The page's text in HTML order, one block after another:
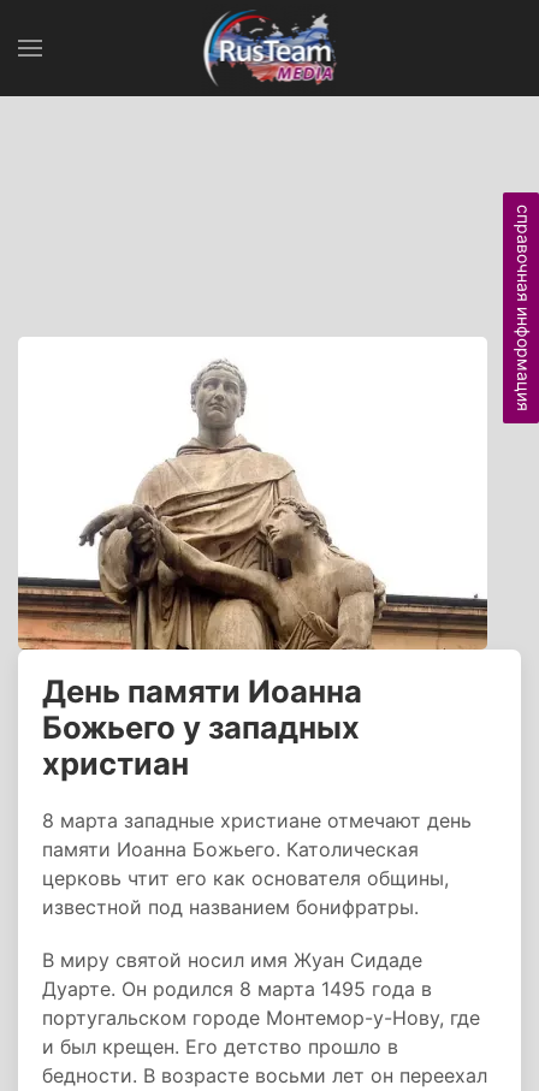
День памяти Иоанна
Божьего у западных
христиан
8 марта западные христиане отмечают день
памяти Иоанна Божьего. Католическая
церковь чтит его как основателя общины,
известной под названием бонифратры.
В миру святой носил имя Жуан Сидаде
Дуарте. Он родился 8 марта 1495 года в
португальском городе Монтемор-у-Нову, где
и был крещен. Его детство прошло в
бедности. В возрасте восьми лет он переехал
справочная информация